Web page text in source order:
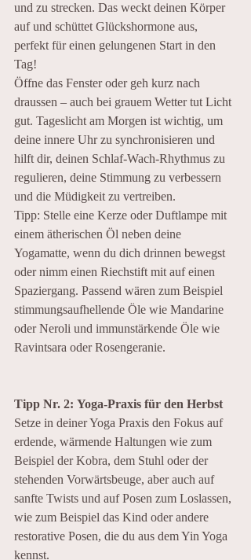
und zu strecken. Das weckt deinen Körper
auf und schüttet Glückshormone aus,
perfekt für einen gelungenen Start in den
Tag!
Öffne das Fenster oder geh kurz nach
draussen – auch bei grauem Wetter tut Licht
gut. Tageslicht am Morgen ist wichtig, um
deine innere Uhr zu synchronisieren und
hilft dir, deinen Schlaf-Wach-Rhythmus zu
regulieren, deine Stimmung zu verbessern
und die Müdigkeit zu vertreiben.
Tipp: Stelle eine Kerze oder Duftlampe mit
einem ätherischen Öl neben deine
Yogamatte, wenn du dich drinnen bewegst
oder nimm einen Riechstift mit auf einen
Spaziergang. Passend wären zum Beispiel
stimmungsaufhellende Öle wie Mandarine
oder Neroli und immunstärkende Öle wie
Ravintsara oder Rosengeranie.
Tipp Nr. 2: Yoga-Praxis für den Herbst
Setze in deiner Yoga Praxis den Fokus auf
erdende, wärmende Haltungen wie zum
Beispiel der Kobra, dem Stuhl oder der
stehenden Vorwärtsbeuge, aber auch auf
sanfte Twists und auf Posen zum Loslassen,
wie zum Beispiel das Kind oder andere
restorative Posen, die du aus dem Yin Yoga
kennst.